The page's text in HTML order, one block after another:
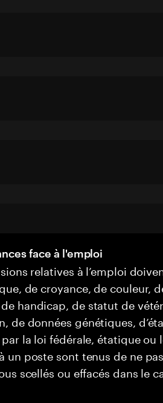
face à l'emploi
relatives à l’emploi
de croyance, de couleur,
de handicap, de statut de
de données génétiques,
la loi fédérale, étatique ou
un poste sont tenus de ne
scellés ou effacés dans le